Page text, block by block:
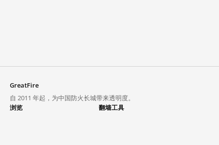
GreatFire
自 2011 年起，为中国防火长城带来透明度。
浏览
翻墙工具